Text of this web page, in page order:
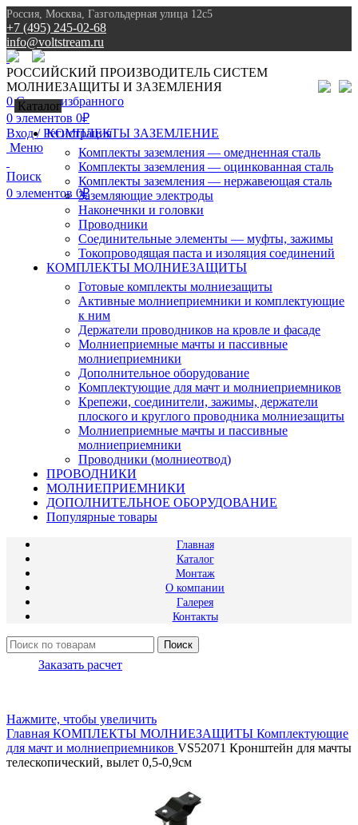
Россия, Москва, Газгольдерная улица 12с5
+7 (495) 245-02-68
info@voltstream.ru
8 (495) 245-02-68
РОССИЙСКИЙ ПРОИЗВОДИТЕЛЬ СИСТЕМ
МОЛНИЕЗАЩИТЫ И ЗАЗЕМЛЕНИЯ
0Список избранного
0 элементов 0₽
Вход / Регистрация
Меню
Поиск
0 элементов 0₽
Каталог
КОМПЛЕКТЫ ЗАЗЕМЛЕНИЕ
Комплекты заземления — омедненная сталь
Комплекты заземления — оцинкованная сталь
Комплекты заземления — нержавеющая сталь
Заземляющие электроды
Наконечнки и головки
Проводники
Соединительные элементы — муфты, зажимы
Токопроводящая паста и изоляция соединений
КОМПЛЕКТЫ МОЛНИЕЗАЩИТЫ
Готовые комплекты молниезащиты
Активные молниеприемники и комплектующие
к ним
Держатели проводников на кровле и фасаде
Молниеприемные мачты и пассивные
молниеприемники
Дополнительное оборудование
Комплектующие для мачт и молниеприемников
Крепежи, соединители, зажимы, держатели
плоского и круглого проводника молниезащиты
Молниеприемные мачты и пассивные
молниеприемники
Проводники (молниеотвод)
ПРОВОДНИКИ
МОЛНИЕПРИЕМНИКИ
ДОПОЛНИТЕЛЬНОЕ ОБОРУДОВАНИЕ
Популярные товары
Главная
Каталог
Монтаж
О компании
Галерея
Контакты
Поиск
Заказать расчет
Нажмите, чтобы увеличить
Главная КОМПЛЕКТЫ МОЛНИЕЗАЩИТЫ Комплектующие
для мачт и молниеприемников VS52071 Кронштейн для мачты
телескопический, вылет 0,5-0,9см